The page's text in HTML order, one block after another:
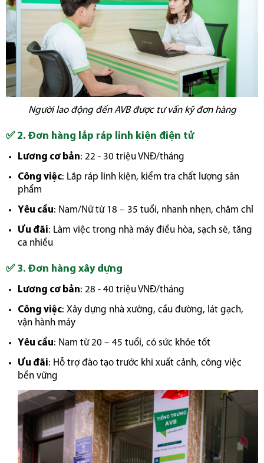
Người lao động đến AVB được tư vấn kỹ đơn hàng
✅ 2. Đơn hàng lắp ráp linh kiện điện tử
Lương cơ bản: 22 - 30 triệu VNĐ/tháng
Công việc: Lắp ráp linh kiện, kiểm tra chất lượng sản
phẩm
Yêu cầu: Nam/Nữ từ 18 – 35 tuổi, nhanh nhẹn, chăm chỉ
Ưu đãi: Làm việc trong nhà máy điều hòa, sạch sẽ, tăng
ca nhiều
✅ 3. Đơn hàng xây dựng
Lương cơ bản: 28 - 40 triệu VNĐ/tháng
Công việc: Xây dựng nhà xưởng, cầu đường, lát gạch,
vận hành máy
Yêu cầu: Nam từ 20 – 45 tuổi, có sức khỏe tốt
Ưu đãi: Hỗ trợ đào tạo trước khi xuất cảnh, công việc
bền vững